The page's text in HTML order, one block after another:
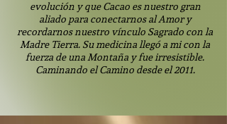
evolución y que Cacao es nuestro gran
aliado para conectarnos al Amor y
recordarnos nuestro vínculo Sagrado con la
Madre Tierra. Su medicina llegó a mi con la
fuerza de una Montaña y fue irresistible.
Caminando el Camino desde el 2011.